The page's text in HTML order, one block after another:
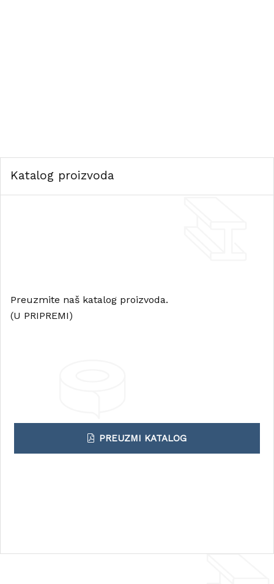
Katalog proizvoda
Preuzmite naš katalog proizvoda.
(U PRIPREMI)
PREUZMI KATALOG